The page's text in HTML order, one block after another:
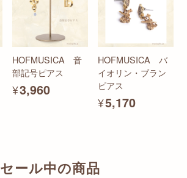
HOFMUSICA 音
部記号ピアス
¥3,960
HOFMUSICA バ
イオリン・ブラン
ピアス
¥5,170
セール中の商品